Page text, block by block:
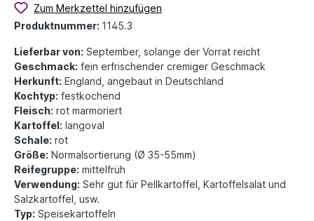
Zum Merkzettel hinzufügen
Produktnummer: 1145.3
Lieferbar von: September, solange der Vorrat reicht
Geschmack: fein erfrischender cremiger Geschmack
Herkunft: England, angebaut in Deutschland
Kochtyp: festkochend
Fleisch: rot marmoriert
Kartoffel: langoval
Schale: rot
Größe: Normalsortierung (Ø 35-55mm)
Reifegruppe: mittelfrüh
Verwendung: Sehr gut für Pellkartoffel, Kartoffelsalat und
Salzkartoffel, usw.
Typ: Speisekartoffeln